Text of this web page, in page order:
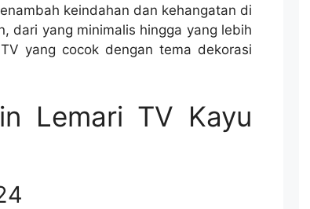
keindahan dan kehangatan di
dari yang minimalis hingga yang lebih
yang cocok dengan tema dekorasi
Lemari TV Kayu